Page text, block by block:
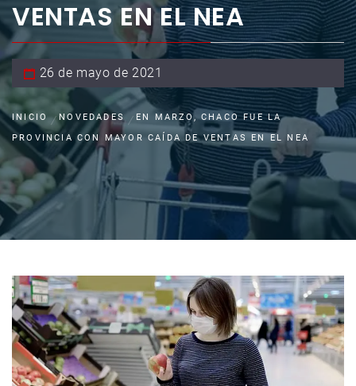
VENTAS EN EL NEA
26 de mayo de 2021
INICIO NOVEDADES
EN MARZO, CHACO FUE LA
PROVINCIA CON MAYOR CAÍDA DE VENTAS EN EL NEA